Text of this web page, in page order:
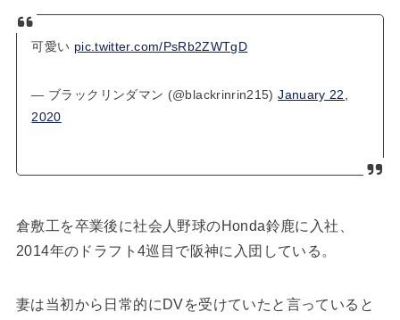
可愛い pic.twitter.com/PsRb2ZWTgD
— ブラックリンダマン (@blackrinrin215)January 22,
2020
倉敷工を卒業後に社会人野球のHonda鈴鹿に入社、
2014年のドラフト4巡目で阪神に入団している。
妻は当初から日常的にDVを受けていたと言っていると